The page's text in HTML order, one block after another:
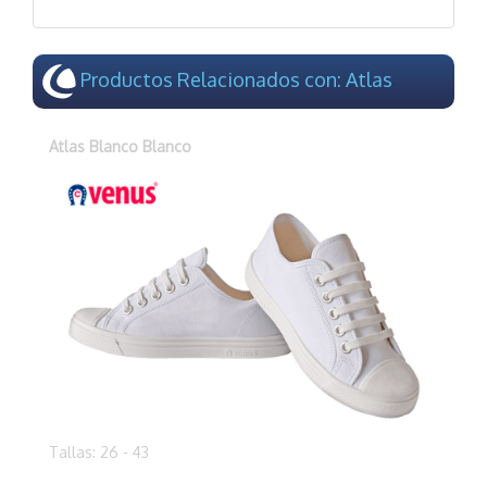
Productos Relacionados con: Atlas
Atlas Blanco Blanco
Tallas: 26 - 43